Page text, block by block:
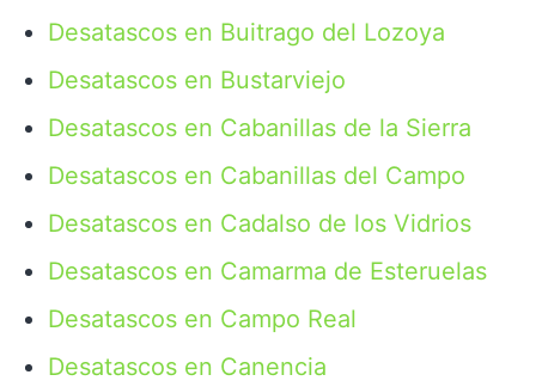
Desatascos en Buitrago del Lozoya
Desatascos en Bustarviejo
Desatascos en Cabanillas de la Sierra
Desatascos en Cabanillas del Campo
Desatascos en Cadalso de los Vidrios
Desatascos en Camarma de Esteruelas
Desatascos en Campo Real
Desatascos en Canencia